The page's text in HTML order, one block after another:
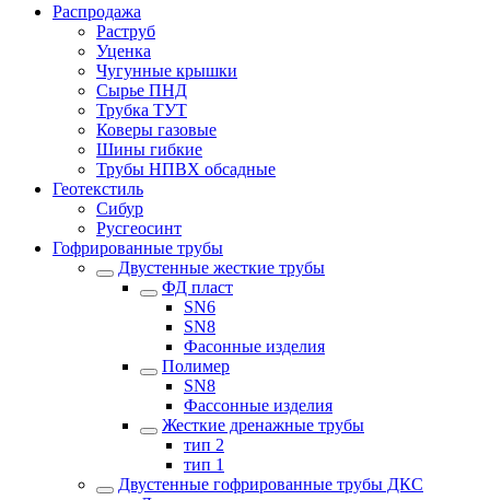
Распродажа
Раструб
Уценка
Чугунные крышки
Сырье ПНД
Трубка ТУТ
Коверы газовые
Шины гибкие
Трубы НПВХ обсадные
Геотекстиль
Сибур
Русгеосинт
Гофрированные трубы
Двустенные жесткие трубы
ФД пласт
SN6
SN8
Фасонные изделия
Полимер
SN8
Фассонные изделия
Жесткие дренажные трубы
тип 2
тип 1
Двустенные гофрированные трубы ДКС